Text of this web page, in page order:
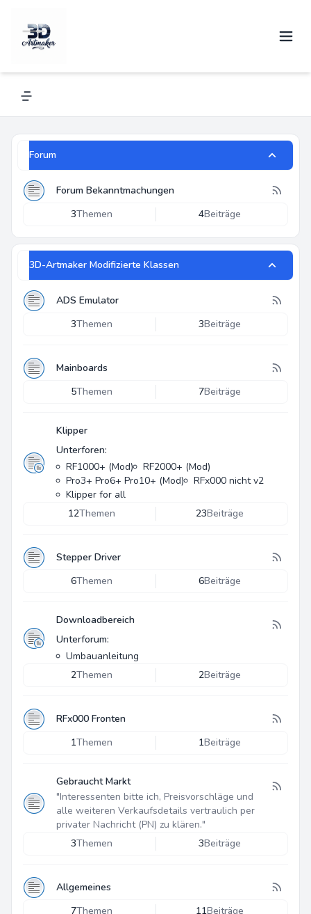
3D-Artmaker
Navigation menu
Forum
Forum Bekanntmachungen
3Themen 4Beiträge
3D-Artmaker Modifizierte Klassen
ADS Emulator
3Themen 3Beiträge
Mainboards
5Themen 7Beiträge
Klipper
Unterforen:
RF1000+ (Mod)
RF2000+ (Mod)
Pro3+ Pro6+ Pro10+ (Mod)
RFx000 nicht v2
Klipper for all
12Themen 23Beiträge
Stepper Driver
6Themen 6Beiträge
Downloadbereich
Unterforum:
Umbauanleitung
2Themen 2Beiträge
RFx000 Fronten
1Themen 1Beiträge
Gebraucht Markt
"Interessenten bitte ich, Preisvorschläge und
alle weiteren Verkaufsdetails vertraulich per
privater Nachricht (PN) zu klären."
3Themen 3Beiträge
Allgemeines
7Themen 11Beiträge